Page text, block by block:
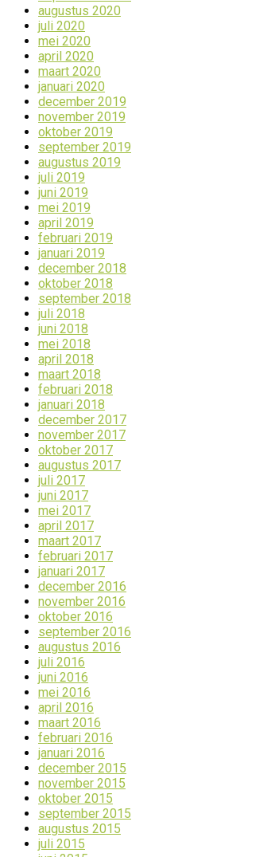
augustus 2020
juli 2020
mei 2020
april 2020
maart 2020
januari 2020
december 2019
november 2019
oktober 2019
september 2019
augustus 2019
juli 2019
juni 2019
mei 2019
april 2019
februari 2019
januari 2019
december 2018
oktober 2018
september 2018
juli 2018
juni 2018
mei 2018
april 2018
maart 2018
februari 2018
januari 2018
december 2017
november 2017
oktober 2017
augustus 2017
juli 2017
juni 2017
mei 2017
april 2017
maart 2017
februari 2017
januari 2017
december 2016
november 2016
oktober 2016
september 2016
augustus 2016
juli 2016
juni 2016
mei 2016
april 2016
maart 2016
februari 2016
januari 2016
december 2015
november 2015
oktober 2015
september 2015
augustus 2015
juli 2015